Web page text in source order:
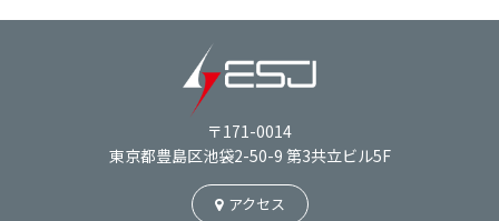
〒171-0014
東京都豊島区池袋2-50-9 第3共立ビル5F
アクセス